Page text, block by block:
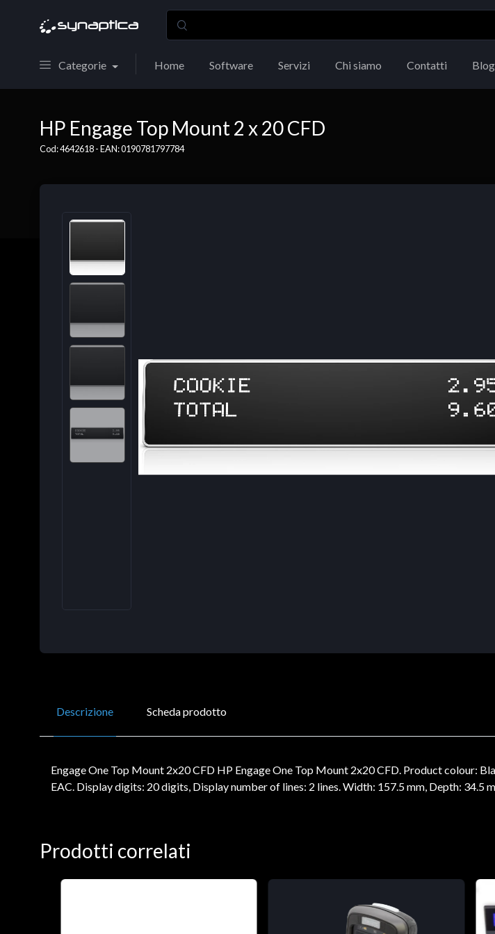
Categorie Home Software Servizi Chi siamo Contatti Blog
HP Engage Top Mount 2 x 20 CFD
Cod: 4642618 - EAN: 0190781797784
Descrizione Scheda prodotto
Engage One Top Mount 2x20 CFD HP Engage One Top Mount 2x20 CFD. Product colour:
EAC. Display digits: 20 digits, Display number of lines: 2 lines. Width: 157.5 mm, Depth: 34.5
Prodotti correlati